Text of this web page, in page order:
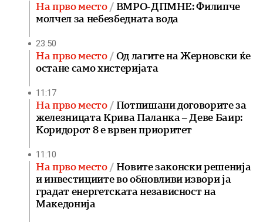
На прво место
ВМРО-ДПМНЕ: Филипче
молчел за небезбедната вода
23:50
На прво место
Од лагите на Жерновски ќе
остане само хистеријата
11:17
На прво место
Потпишани договорите за
железницата Крива Паланка – Деве Баир:
Коридорот 8 е врвен приоритет
11:10
На прво место
Новите законски решенија
и инвестициите во обновливи извори ја
градат енергетската независност на
Македонија